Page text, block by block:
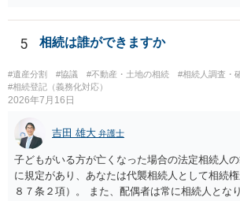
ますか。 →本人が自由に決められますので、ど
です。客観的な基準もありません。 ・できれば
することはできますか。 →分割を拒否するとい
ないということでしょうか。遺言で、受取を指定
と拒否することはできます。理由を説明する必要
5 相続は誰ができますか
#遺産分割 #協議 #不動産・土地の相続
#相続人調査・
#相続登記（義務化対応）
2026年7月16日
吉田 雄大 弁護士
子どもがいる方が亡くなった場合の法定相続人
に規定があり、あなたは代襲相続人として相続
８７条２項）。 また、配偶者は常に相続人とな